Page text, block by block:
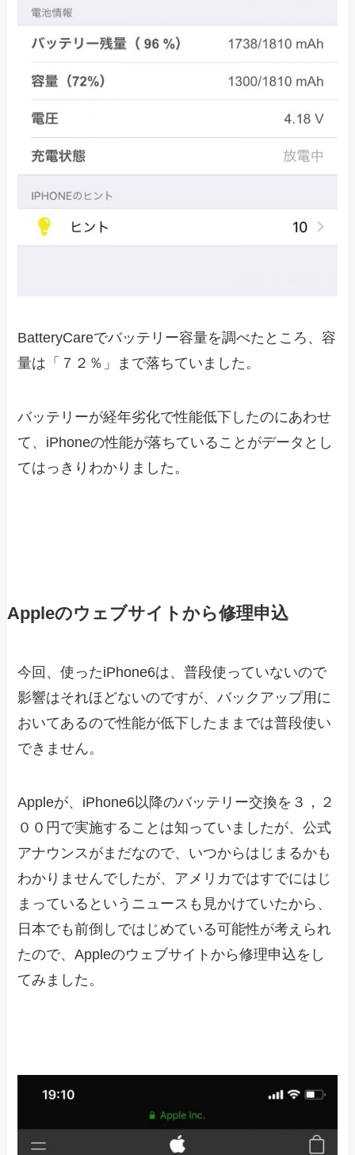
BatteryCareでバッテリー容量を調べたところ、容
量は「７２％」まで落ちていました。
バッテリーが経年劣化で性能低下したのにあわせ
て、iPhoneの性能が落ちていることがデータとし
てはっきりわかりました。
Appleのウェブサイトから修理申込
今回、使ったiPhone6は、普段使っていないので
影響はそれほどないのですが、バックアップ用に
おいてあるので性能が低下したままでは普段使い
できません。
Appleが、iPhone6以降のバッテリー交換を３，２
００円で実施することは知っていましたが、公式
アナウンスがまだなので、いつからはじまるかも
わかりませんでしたが、アメリカではすでにはじ
まっているというニュースも見かけていたから、
日本でも前倒しではじめている可能性が考えられ
たので、Appleのウェブサイトから修理申込をし
てみました。